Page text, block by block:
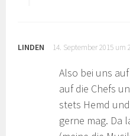
LINDEN 14. September 2015 um
Also bei uns
auf die Chefs
stets Hemd
gerne mag. Da